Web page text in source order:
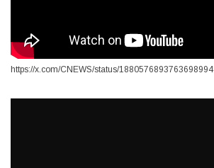
https://x.com/CNEWS/status/1880576893763698994